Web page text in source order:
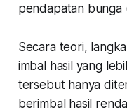
pendapatan bunga
Secara teori,
imbal hasil yang
tersebut hanya
berimbal hasil